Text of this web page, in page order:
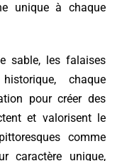
unique à chaque
sable, les falaises
chaque
pour créer des
et valorisent le
comme
caractère unique,